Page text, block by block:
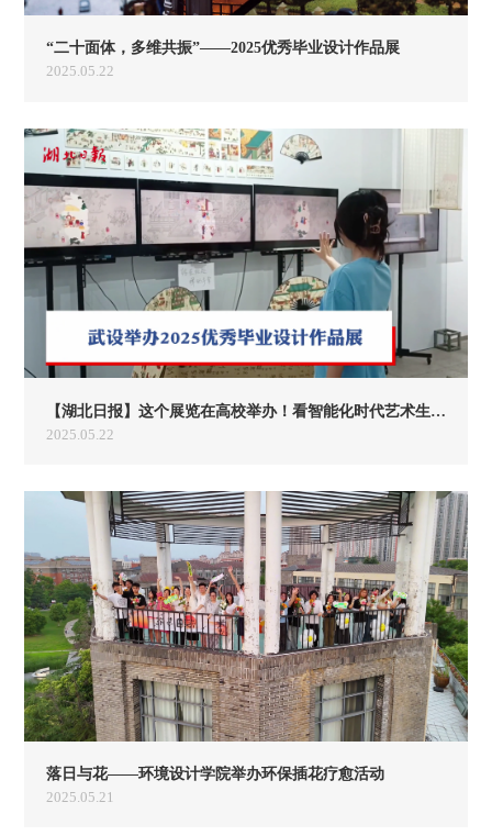
“二十面体，多维共振”——2025优秀毕业设计作品展
2025.05.22
【湖北日报】这个展览在高校举办！看智能化时代艺术生的无限创造
2025.05.22
落日与花——环境设计学院举办环保插花疗愈活动
2025.05.21